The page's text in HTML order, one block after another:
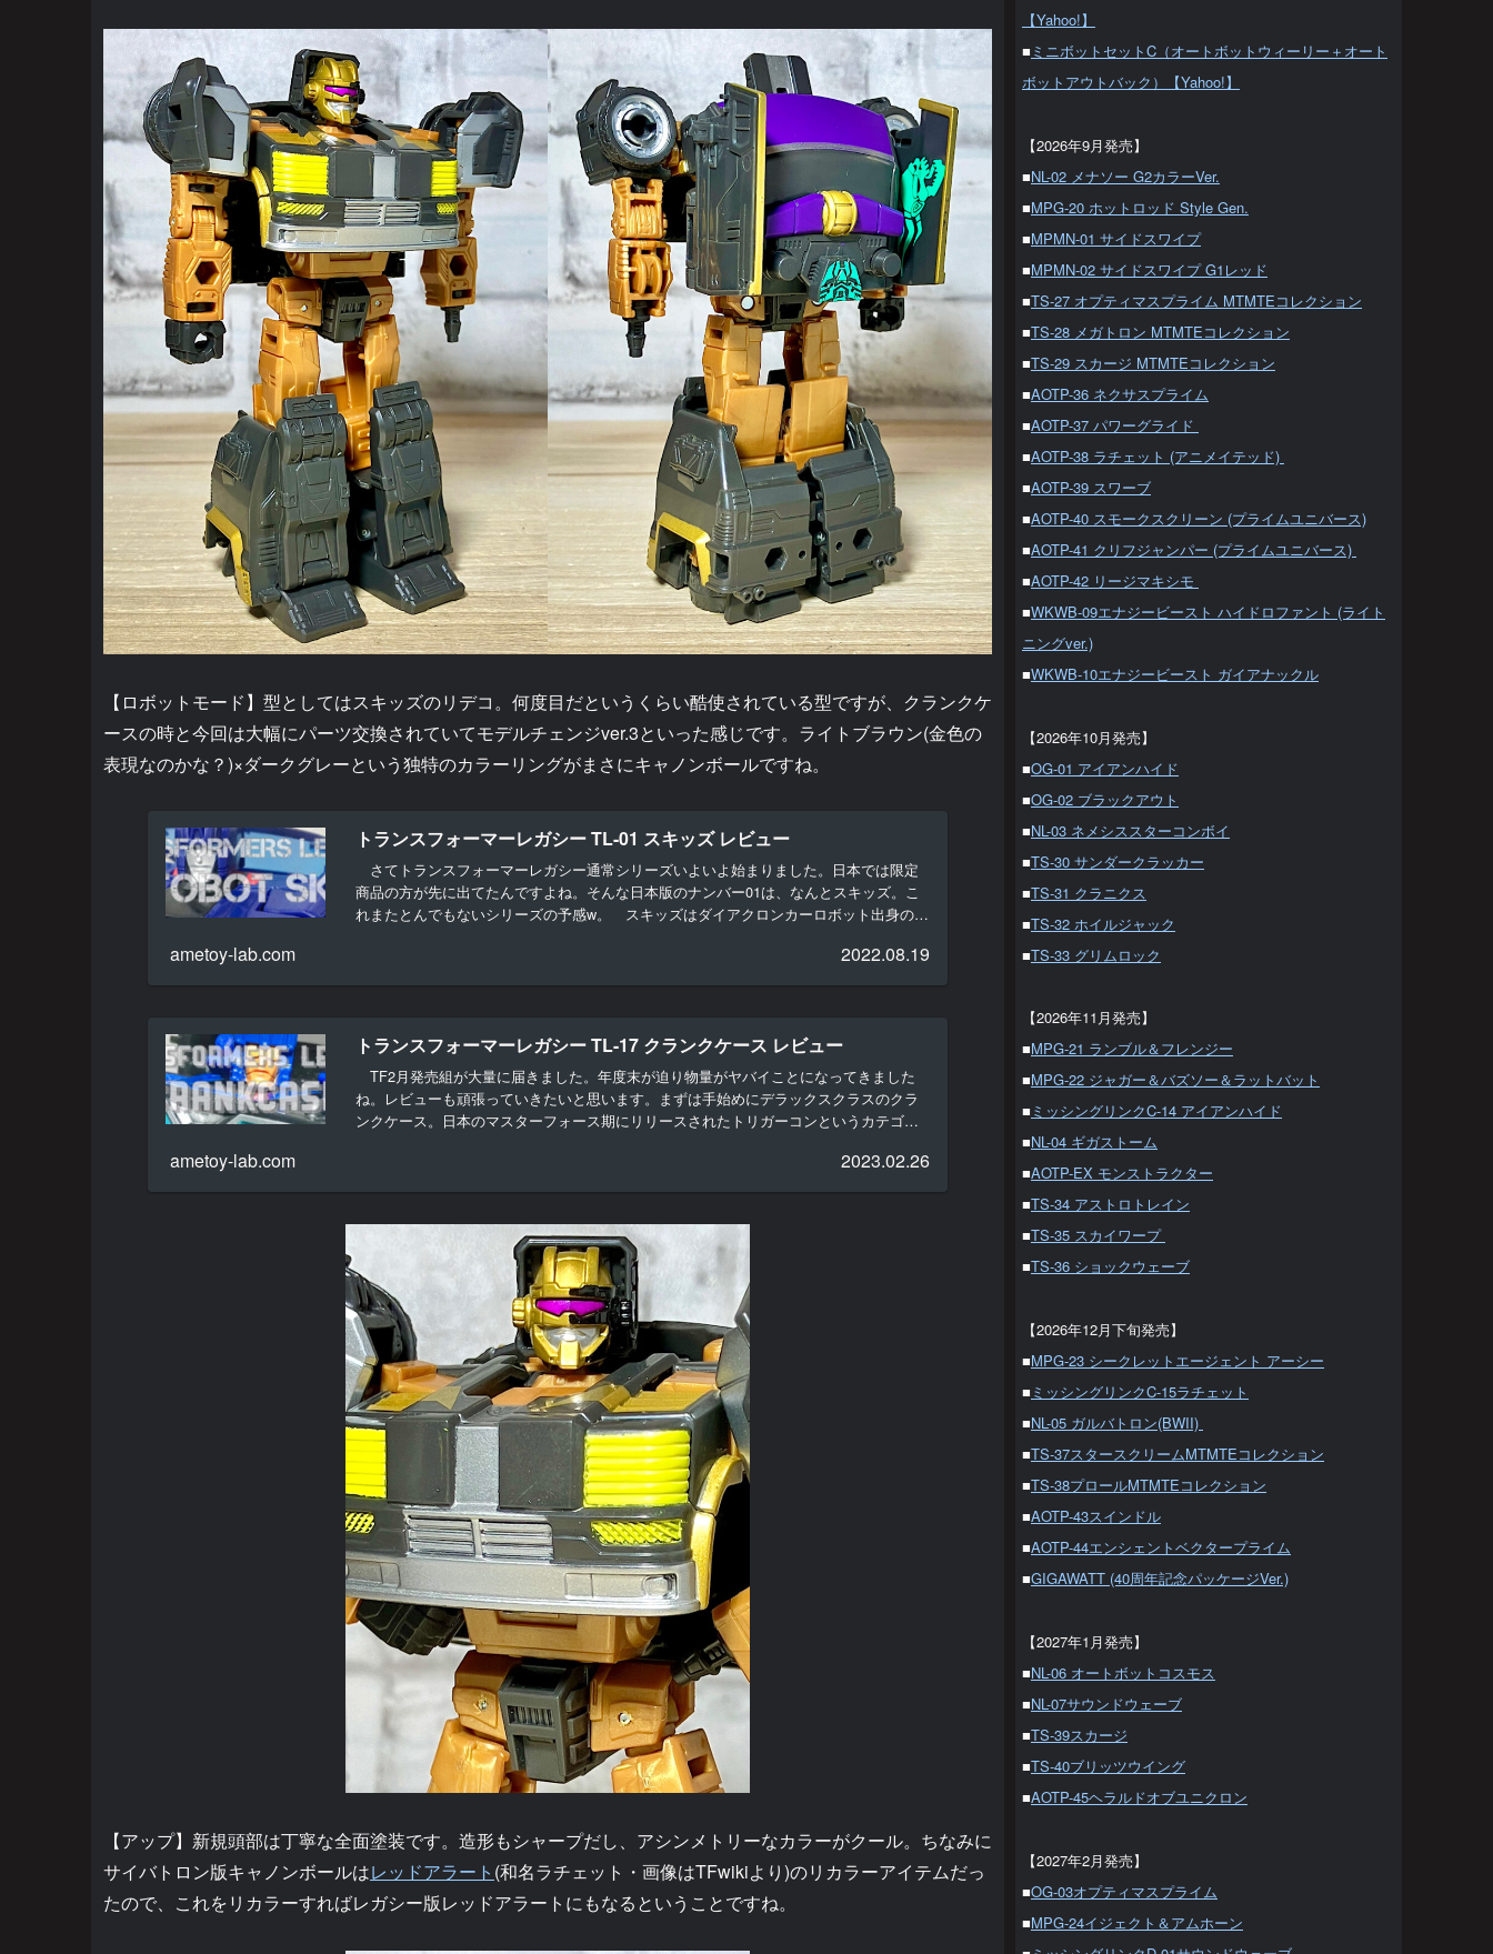
【ロボットモード】型としてはスキッズのリデコ。何度目だというくらい酷使されている型ですが、クランクケ
ースの時と今回は大幅にパーツ交換されていてモデルチェンジver.3といった感じです。ライトブラウン(金色の
表現なのかな？)×ダークグレーという独特のカラーリングがまさにキャノンボールですね。
トランスフォーマーレガシー TL-01 スキッズ レビュー
さてトランスフォーマーレガシー通常シリーズいよいよ始まりました。日本では限定
商品の方が先に出てたんですよね。そんな日本版のナンバー01は、なんとスキッズ。こ
れまたとんでもないシリーズの予感w。 スキッズはダイアクロンカーロボット出身の由
ametoy-lab.com 2022.08.19
トランスフォーマーレガシー TL-17 クランクケース レビュー
TF2月発売組が大量に届きました。年度末が迫り物量がヤバイことになってきました
ね。レビューも頑張っていきたいと思います。まずは手始めにデラックスクラスのクラ
ンクケース。日本のマスターフォース期にリリースされたトリガーコンというカテゴリ
ametoy-lab.com 2023.02.26
【アップ】新規頭部は丁寧な全面塗装です。造形もシャープだし、アシンメトリーなカラーがクール。ちなみに
サイバトロン版キャノンボールはレッドアラート (和名ラチェット・画像はTFwikiより)のリカラーアイテムだっ
たので、これをリカラーすればレガシー版レッドアラートにもなるということですね。
【Yahoo!】
■ ミニボットセットC（オートボットウィーリー＋オート
ボットアウトバック）【Yahoo!】
【2026年9月発売】
■NL-02 メナソー G2カラーVer.
■MPG-20 ホットロッド Style Gen.
■MPMN-01 サイドスワイプ
■MPMN-02 サイドスワイプ G1レッド
■TS-27 オプティマスプライム MTMTEコレクション
■TS-28 メガトロン MTMTEコレクション
■TS-29 スカージ MTMTEコレクション
■AOTP-36 ネクサスプライム
■AOTP-37 パワーグライド
■AOTP-38 ラチェット (アニメイテッド)
■AOTP-39 スワーブ
■AOTP-40 スモークスクリーン (プライムユニバース)
■AOTP-41 クリフジャンパー (プライムユニバース)
■AOTP-42 リージマキシモ
■WKWB-09エナジービースト ハイドロファント (ライト
ニングver.)
■WKWB-10エナジービースト ガイアナックル
【2026年10月発売】
■OG-01 アイアンハイド
■OG-02 ブラックアウト
■NL-03 ネメシススターコンボイ
■TS-30 サンダークラッカー
■TS-31 クラニクス
■TS-32 ホイルジャック
■TS-33 グリムロック
【2026年11月発売】
■MPG-21 ランブル＆フレンジー
■MPG-22 ジャガー＆バズソー＆ラットバット
■ ミッシングリンクC-14 アイアンハイド
■NL-04 ギガストーム
■AOTP-EX モンストラクター
■TS-34 アストロトレイン
■TS-35 スカイワープ
■TS-36 ショックウェーブ
【2026年12月下旬発売】
■MPG-23 シークレットエージェント アーシー
■ ミッシングリンクC-15ラチェット
■NL-05 ガルバトロン(BWII)
■TS-37スタースクリームMTMTEコレクション
■TS-38プロールMTMTEコレクション
■AOTP-43スインドル
■AOTP-44エンシェントベクタープライム
■GIGAWATT (40周年記念パッケージVer.)
【2027年1月発売】
■NL-06 オートボットコスモス
■NL-07サウンドウェーブ
■TS-39スカージ
■TS-40ブリッツウイング
■AOTP-45ヘラルドオブユニクロン
【2027年2月発売】
■OG-03オプティマスプライム
■MPG-24イジェクト＆アムホーン